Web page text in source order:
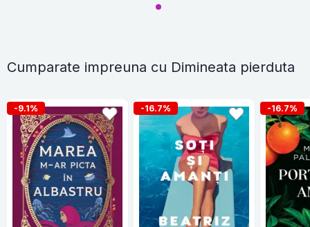
Cumparate impreuna cu Dimineata pierduta
-9.1% -16.7% -16.7%